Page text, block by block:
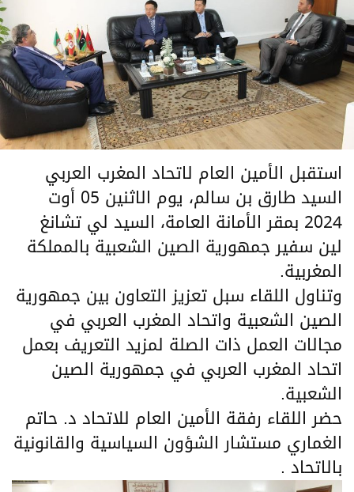
استقبل الأمين العام لاتحاد المغرب العربي
السيد طارق بن سالم، يوم الاثنين 05 أوت
2024 بمقر الأمانة العامة، السيد لي تشانغ
لين سفير جمهورية الصين الشعبية بالمملكة
المغربية.
وتناول اللقاء سبل تعزيز التعاون بين جمهورية
الصين الشعبية واتحاد المغرب العربي في
مجالات العمل ذات الصلة لمزيد التعريف بعمل
اتحاد المغرب العربي في جمهورية الصين
الشعبية.
حضر اللقاء رفقة الأمين العام للاتحاد د. حاتم
الغماري مستشار الشؤون السياسية والقانونية
بالاتحاد .